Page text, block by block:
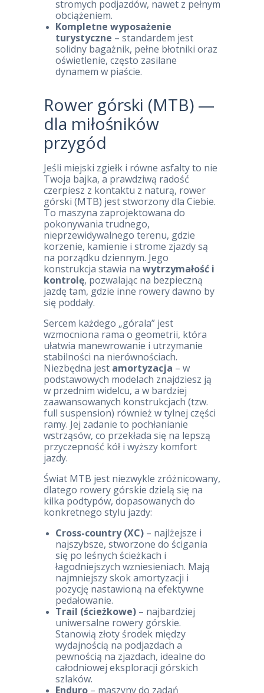
stromych podjazdów, nawet z pełnym
obciążeniem.
Kompletne wyposażenie
turystyczne – standardem jest
solidny bagażnik, pełne błotniki oraz
oświetlenie, często zasilane
dynamem w piaście.
Rower górski (MTB) —
dla miłośników
przygód
Jeśli miejski zgiełk i równe asfalty to nie
Twoja bajka, a prawdziwą radość
czerpiesz z kontaktu z naturą, rower
górski (MTB) jest stworzony dla Ciebie.
To maszyna zaprojektowana do
pokonywania trudnego,
nieprzewidywalnego terenu, gdzie
korzenie, kamienie i strome zjazdy są
na porządku dziennym. Jego
konstrukcja stawia na wytrzymałość i
kontrolę, pozwalając na bezpieczną
jazdę tam, gdzie inne rowery dawno by
się poddały.
Sercem każdego „górala” jest
wzmocniona rama o geometrii, która
ułatwia manewrowanie i utrzymanie
stabilności na nierównościach.
Niezbędna jest amortyzacja – w
podstawowych modelach znajdziesz ją
w przednim widelcu, a w bardziej
zaawansowanych konstrukcjach (tzw.
full suspension) również w tylnej części
ramy. Jej zadanie to pochłanianie
wstrząsów, co przekłada się na lepszą
przyczepność kół i wyższy komfort
jazdy.
Świat MTB jest niezwykle zróżnicowany,
dlatego rowery górskie dzielą się na
kilka podtypów, dopasowanych do
konkretnego stylu jazdy:
Cross-country (XC)– najlżejsze i
najszybsze, stworzone do ścigania
się po leśnych ścieżkach i
łagodniejszych wzniesieniach. Mają
najmniejszy skok amortyzacji i
pozycję nastawioną na efektywne
pedałowanie.
Trail (ścieżkowe)– najbardziej
uniwersalne rowery górskie.
Stanowią złoty środek między
wydajnością na podjazdach a
pewnością na zjazdach, idealne do
całodniowej eksploracji górskich
szlaków.
Enduro– maszyny do zadań